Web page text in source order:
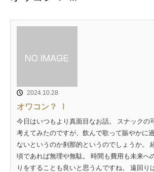
2024.10.28
オワコン？ Ⅰ
今日はいつもより真面目なお話。 スナックの
考えてみたのですが、飲んで歌って賑やかに
ないというのか刹那的というのでしょうか。
頃であれば無理や無駄。 時間も費用も未来へ
りをすることも良いと思うんですね。 遠回り